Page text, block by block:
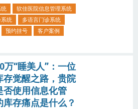
软佳医院信息管理系统
统
多语言门诊系统
预约挂号
客户案例
万“睡美人”：一位
存觉醒之路，贵院
否使用信息化管
库存痛点是什么？